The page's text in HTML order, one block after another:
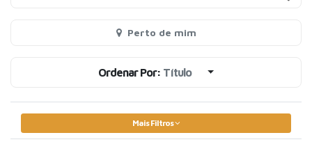
Perto de mim
Ordenar Por: Título
Mais Filtros